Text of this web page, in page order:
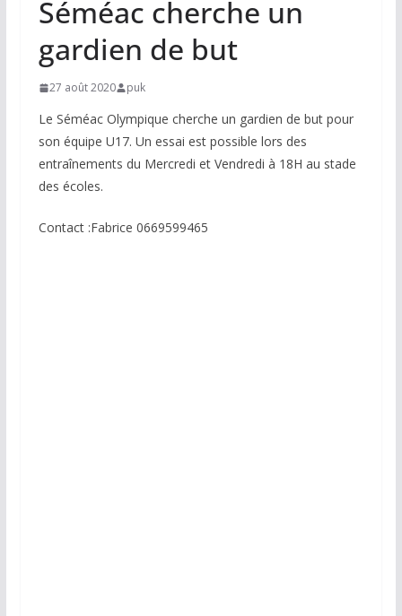
Séméac cherche un
gardien de but
27 août 2020 puk
Le Séméac Olympique cherche un gardien de but pour
son équipe U17. Un essai est possible lors des
entraînements du Mercredi et Vendredi à 18H au stade
des écoles.
Contact :Fabrice 0669599465